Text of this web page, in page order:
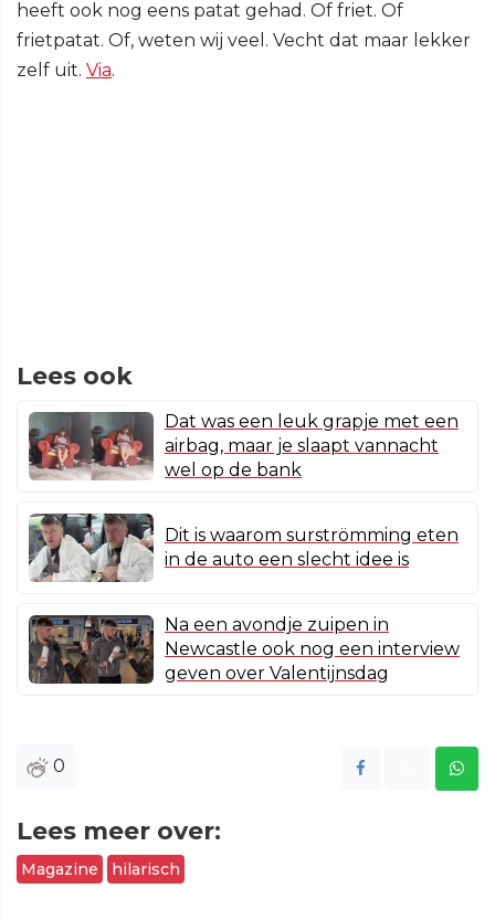
heeft ook nog eens patat gehad. Of friet. Of
frietpatat. Of, weten wij veel. Vecht dat maar lekker
zelf uit. Via.
Lees ook
Dat was een leuk grapje met een
airbag, maar je slaapt vannacht
wel op de bank
Dit is waarom surströmming eten
in de auto een slecht idee is
Na een avondje zuipen in
Newcastle ook nog een interview
geven over Valentijnsdag
0
Lees meer over:
Magazine hilarisch